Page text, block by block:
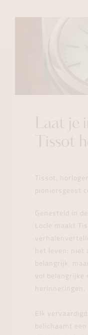
Laat je
Tissot
Tissot,
pioniersgeest
Genesteld in
Locle maakt
het leven: niet
belangrijk,
vol
herinneringen.
Elk
belichaamt